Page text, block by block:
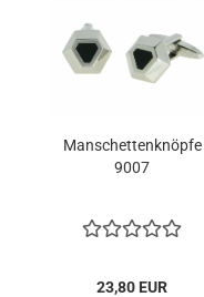
Manschettenknöpfe
9007
23,80 EUR